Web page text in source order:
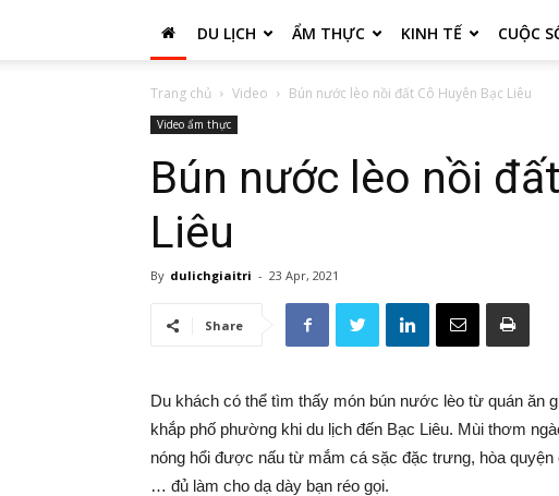
DU LỊCH ẨM THỰC KINH TẾ CUỘC
Trang chủ Video Bún nước lèo nồi đất Cô Huyên Bạc Liêu
Video ẩm thực
Bún nước lèo nồi
Liêu
By dulichgiaitri - 23 Apr, 2021
Share
Du khách có thể tìm thấy món bún nước lèo từ quán ăn
khắp phố phường khi du lịch đến Bạc Liêu. Mùi thơm
nóng hổi được nấu từ mắm cá sặc đặc trưng, hòa
… đủ làm cho dạ dày bạn réo gọi.